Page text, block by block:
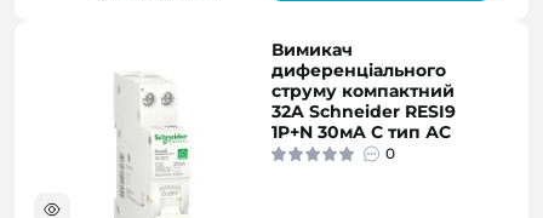
Вимикач
диференціального
струму компактний
32A Schneider RESI9
1P+N 30мA C тип АC
0